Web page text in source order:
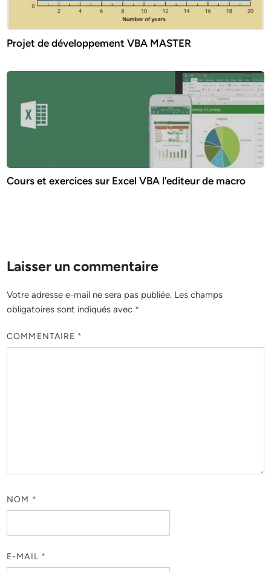
Projet de développement VBA MASTER
Cours et exercices sur Excel VBA l’editeur de macro
Laisser un commentaire
Votre adresse e-mail ne sera pas publiée. Les champs
obligatoires sont indiqués avec *
COMMENTAIRE *
NOM *
E-MAIL *